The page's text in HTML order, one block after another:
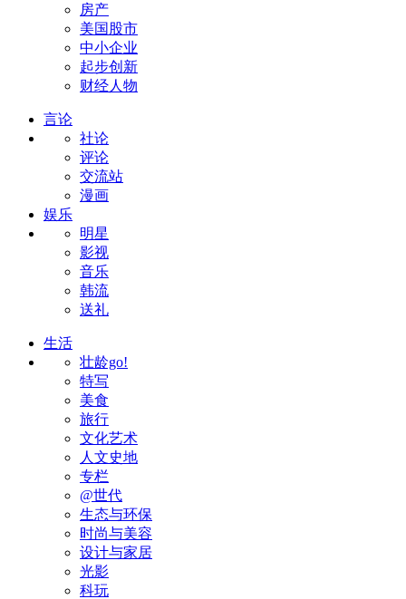
房产
美国股市
中小企业
起步创新
财经人物
言论
社论
评论
交流站
漫画
娱乐
明星
影视
音乐
韩流
送礼
生活
壮龄go!
特写
美食
旅行
文化艺术
人文史地
专栏
@世代
生态与环保
时尚与美容
设计与家居
光影
科玩